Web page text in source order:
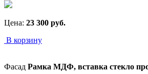
Цена: 23 300 руб.
В корзину
Фасад Рамка МДФ, вставка стекло